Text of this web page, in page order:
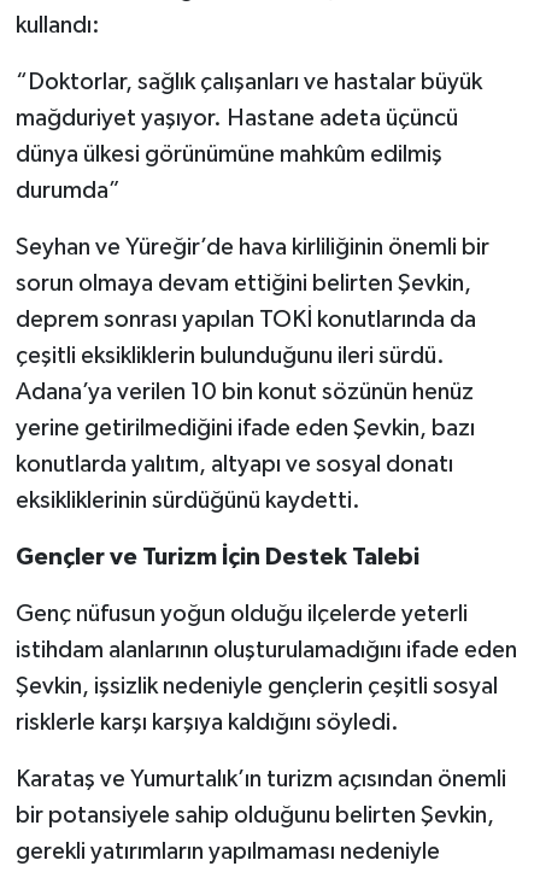
kullandı:
“Doktorlar, sağlık çalışanları ve hastalar büyük
mağduriyet yaşıyor. Hastane adeta üçüncü
dünya ülkesi görünümüne mahkûm edilmiş
durumda”
Seyhan ve Yüreğir’de hava kirliliğinin önemli bir
sorun olmaya devam ettiğini belirten Şevkin,
deprem sonrası yapılan TOKİ konutlarında da
çeşitli eksikliklerin bulunduğunu ileri sürdü.
Adana’ya verilen 10 bin konut sözünün henüz
yerine getirilmediğini ifade eden Şevkin, bazı
konutlarda yalıtım, altyapı ve sosyal donatı
eksikliklerinin sürdüğünü kaydetti.
Gençler ve Turizm İçin Destek Talebi
Genç nüfusun yoğun olduğu ilçelerde yeterli
istihdam alanlarının oluşturulamadığını ifade eden
Şevkin, işsizlik nedeniyle gençlerin çeşitli sosyal
risklerle karşı karşıya kaldığını söyledi.
Karataş ve Yumurtalık’ın turizm açısından önemli
bir potansiyele sahip olduğunu belirten Şevkin,
gerekli yatırımların yapılmaması nedeniyle